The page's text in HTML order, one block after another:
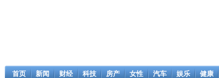
首页 新闻 财经 科技 房产 女性 汽车 娱乐 健康